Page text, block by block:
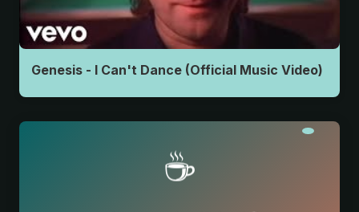
Genesis - I Can't Dance (Official Music Video)
☕